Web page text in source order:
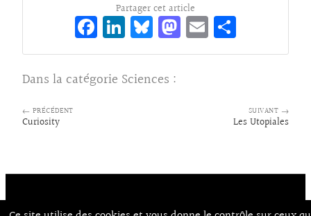
Partager cet article
Fa
ce
bo
o
Li
n
ke
dI
Bl
ue
sk
y
M
as
E
m rt
Dans la catégorie Sciences :
← PRÉCÉDENT
Curiosity
SUIVANT →
Les Utopiales